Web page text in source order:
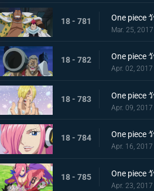
18 - 781
Mar. 25, 2017
18 - 782
Apr. 02, 2017
18 - 783
Apr. 09, 2017
18 - 784
Apr. 16, 2017
18 - 785
Apr. 23, 2017